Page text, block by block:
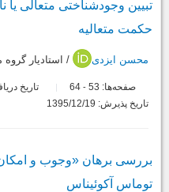
تبیین وجودشناختى متعالى
حکمت متعالیه
محسن ایزدی / استادیار
صفحه‌ها: 53
-
تاریخ دریافت:
تاریخ پذیرش: 1395/12/19
بررسى برهان «وجوب و امکان»
توماس آکوئیناس